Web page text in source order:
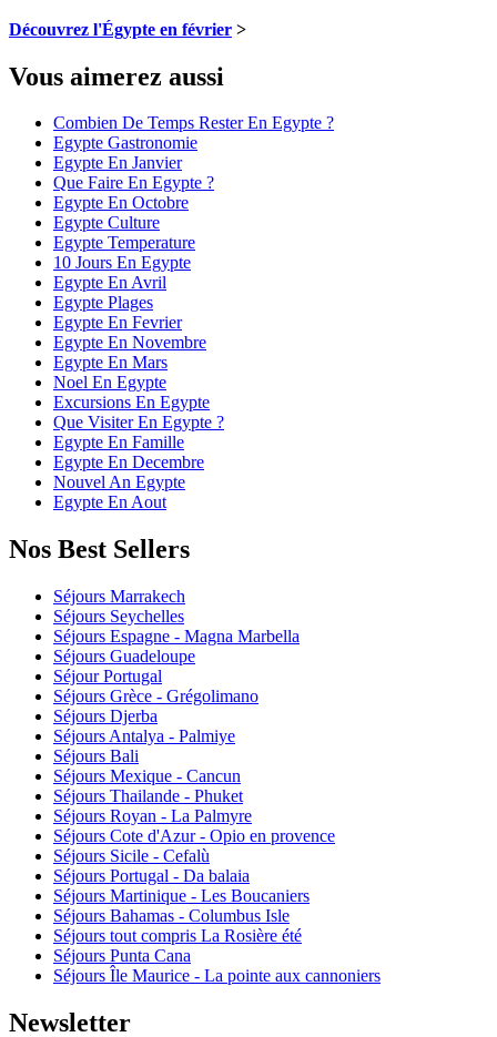
Découvrez l'Égypte en février >
Vous aimerez aussi
Combien De Temps Rester En Egypte ?
Egypte Gastronomie
Egypte En Janvier
Que Faire En Egypte ?
Egypte En Octobre
Egypte Culture
Egypte Temperature
10 Jours En Egypte
Egypte En Avril
Egypte Plages
Egypte En Fevrier
Egypte En Novembre
Egypte En Mars
Noel En Egypte
Excursions En Egypte
Que Visiter En Egypte ?
Egypte En Famille
Egypte En Decembre
Nouvel An Egypte
Egypte En Aout
Nos Best Sellers
Séjours Marrakech
Séjours Seychelles
Séjours Espagne - Magna Marbella
Séjours Guadeloupe
Séjour Portugal
Séjours Grèce - Grégolimano
Séjours Djerba
Séjours Antalya - Palmiye
Séjours Bali
Séjours Mexique - Cancun
Séjours Thailande - Phuket
Séjours Royan - La Palmyre
Séjours Cote d'Azur - Opio en provence
Séjours Sicile - Cefalù
Séjours Portugal - Da balaia
Séjours Martinique - Les Boucaniers
Séjours Bahamas - Columbus Isle
Séjours tout compris La Rosière été
Séjours Punta Cana
Séjours Île Maurice - La pointe aux cannoniers
Newsletter